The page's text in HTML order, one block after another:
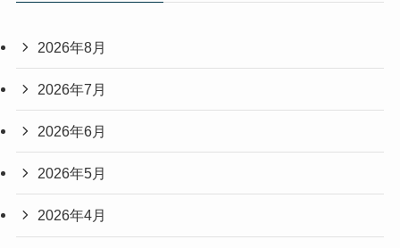
2026年8月
2026年7月
2026年6月
2026年5月
2026年4月